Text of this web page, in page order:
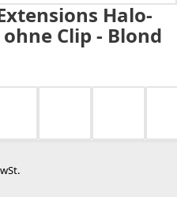
Halo-
Clip - Blond